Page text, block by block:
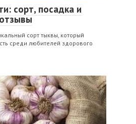
сорт, посадка и
сорт тыквы, который
среди любителей здорового